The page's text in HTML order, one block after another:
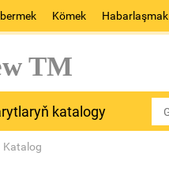
Kömek Habarlaşmak
TM
katalogy
Katalog